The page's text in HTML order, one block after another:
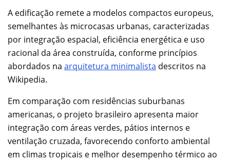
A edificação remete a modelos compactos europeus,
semelhantes às microcasas urbanas, caracterizadas
por integração espacial, eficiência energética e uso
racional da área construída, conforme princípios
abordados na arquitetura minimalista descritos na
Wikipedia.
Em comparação com residências suburbanas
americanas, o projeto brasileiro apresenta maior
integração com áreas verdes, pátios internos e
ventilação cruzada, favorecendo conforto ambiental
em climas tropicais e melhor desempenho térmico ao